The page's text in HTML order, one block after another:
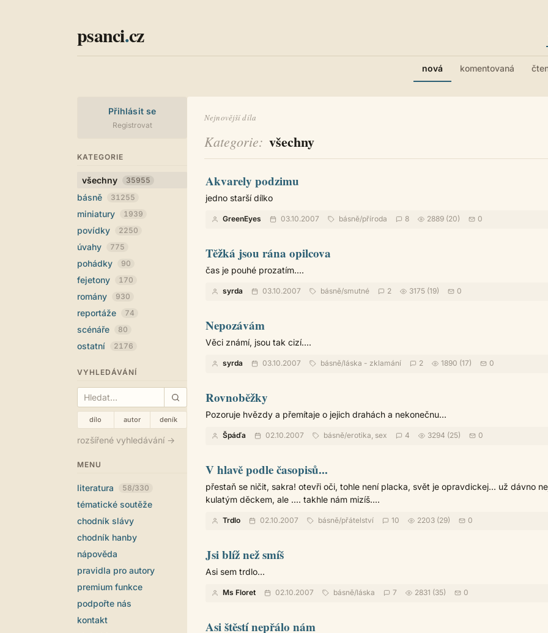
psanci.cz
nová komentovaná
Přihlásit se
Registrovat
KATEGORIE
všechny 35955
básně 31255
miniatury 1939
povídky 2250
úvahy 775
pohádky 90
fejetony 170
romány 930
reportáže 74
scénáře 80
ostatní 2176
VYHLEDÁVÁNÍ
dílo autor deník
rozšířené vyhledávání →
MENU
literatura 58/330
tématické soutěže
chodník slávy
chodník hanby
nápověda
pravidla pro autory
premium funkce
podpořte nás
kontakt
Nejnovější díla
Kategorie všechny
Akvarely podzimu
jedno starší dílko
GreenEyes 03.10.2007 básně/příroda 8 2889 (20) 0
Těžká jsou rána opilcova
čas je pouhé prozatím....
syrda 03.10.2007 básně/smutné 2 3175 (19) 0
Nepozávám
Věci známí, jsou tak cizí....
syrda 03.10.2007 básně/láska - zklamání 2 1890 (17) 0
Rovnoběžky
Pozoruje hvězdy a přemítaje o jejich drahách a nekonečnu...
Špáďa 02.10.2007 básně/erotika, sex 4 3294 (25) 0
V hlavě podle časopisů...
přestaň se ničit, sakra! otevři oči, tohle není placka, svět je opravdickej... už dávno
kulatým děckem, ale .... takhle nám mizíš....
Trdlo 02.10.2007 básně/přátelství 10 2203 (29) 0
Jsi blíž než smíš
Asi sem trdlo...
Ms Floret 02.10.2007 básně/láska 7 2831 (35) 0
Asi štěstí nepřálo nám